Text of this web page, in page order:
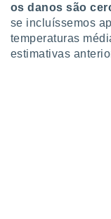
os danos são
se incluíssemos
temperaturas
estimativas